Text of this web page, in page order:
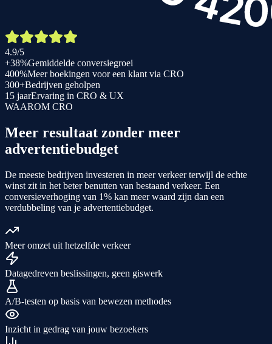
4.9/5
+38%Gemiddelde conversiegroei
400%Meer boekingen voor een klant via CRO
300+Bedrijven geholpen
15 jaarErvaring in CRO & UX
WAAROM CRO
Meer resultaat zonder meer
advertentiebudget
De meeste bedrijven investeren in meer verkeer terwijl de echte
winst zit in het beter benutten van bestaand verkeer. Een
conversieverhoging van 1% kan meer waard zijn dan een
verdubbeling van je advertentiebudget.
Meer omzet uit hetzelfde verkeer
Datagedreven beslissingen, geen giswerk
A/B-testen op basis van bewezen methodes
Inzicht in gedrag van jouw bezoekers